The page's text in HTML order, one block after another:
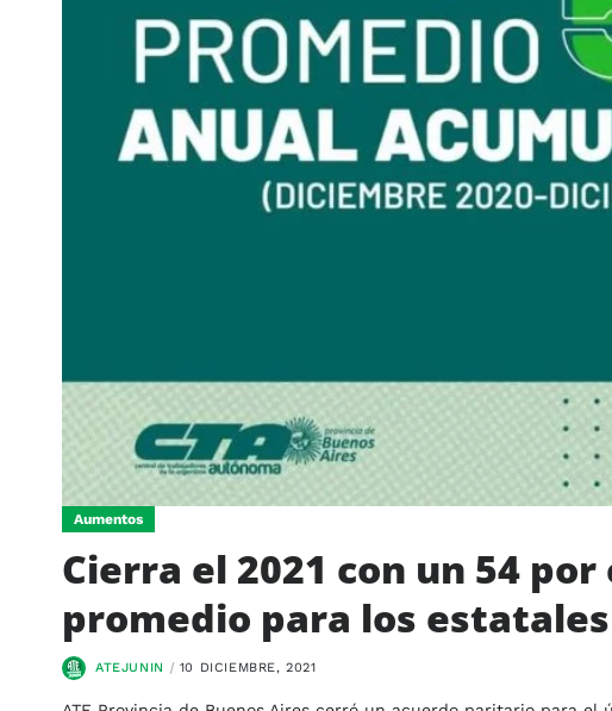
Aumentos
Cierra el 2021 con un 54
promedio para los
ATEJUNIN 10 DICIEMBRE, 2021